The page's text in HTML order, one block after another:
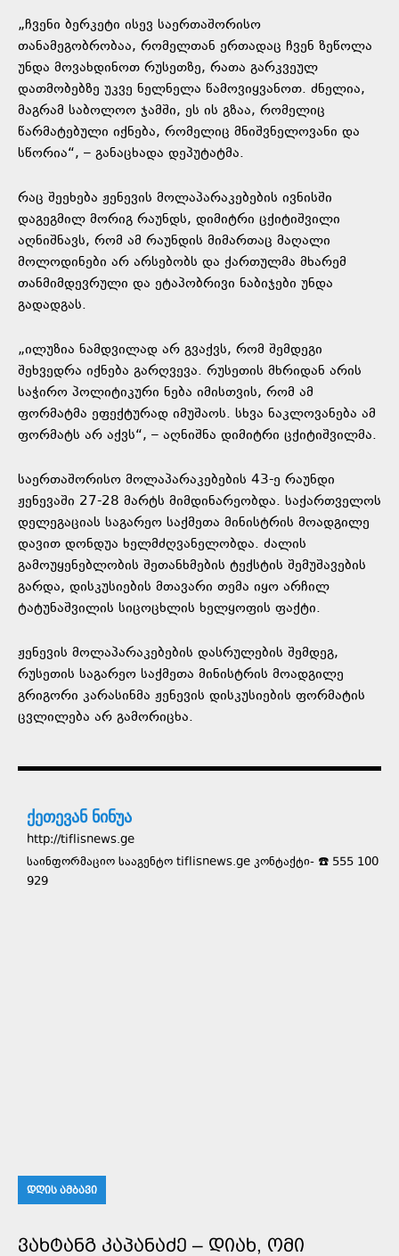
„ჩვენი ბერკეტი ისევ საერთაშორისო
თანამეგობრობაა, რომელთან ერთადაც ჩვენ ზეწოლა
უნდა მოვახდინოთ რუსეთზე, რათა გარკვეულ
დათმობებზე უკვე ნელნელა წამოვიყვანოთ. ძნელია,
მაგრამ საბოლოო ჯამში, ეს ის გზაა, რომელიც
წარმატებული იქნება, რომელიც მნიშვნელოვანი და
სწორია“, – განაცხადა დეპუტატმა.
რაც შეეხება ჟენევის მოლაპარაკებების ივნისში
დაგეგმილ მორიგ რაუნდს, დიმიტრი ცქიტიშვილი
აღნიშნავს, რომ ამ რაუნდის მიმართაც მაღალი
მოლოდინები არ არსებობს და ქართულმა მხარემ
თანმიმდევრული და ეტაპობრივი ნაბიჯები უნდა
გადადგას.
„ილუზია ნამდვილად არ გვაქვს, რომ შემდეგი
შეხვედრა იქნება გარღვევა. რუსეთის მხრიდან არის
საჭირო პოლიტიკური ნება იმისთვის, რომ ამ
ფორმატმა ეფექტურად იმუშაოს. სხვა ნაკლოვანება ამ
ფორმატს არ აქვს“, – აღნიშნა დიმიტრი ცქიტიშვილმა.
საერთაშორისო მოლაპარაკებების 43-ე რაუნდი
ჟენევაში 27-28 მარტს მიმდინარეობდა. საქართველოს
დელეგაციას საგარეო საქმეთა მინისტრის მოადგილე
დავით დონდუა ხელმძღვანელობდა. ძალის
გამოუყენებლობის შეთანხმების ტექსტის შემუშავების
გარდა, დისკუსიების მთავარი თემა იყო არჩილ
ტატუნაშვილის სიცოცხლის ხელყოფის ფაქტი.
ჟენევის მოლაპარაკებების დასრულების შემდეგ,
რუსეთის საგარეო საქმეთა მინისტრის მოადგილე
გრიგორი კარასინმა ჟენევის დისკუსიების ფორმატის
ცვლილება არ გამორიცხა.
ქეთევან ნინუა
http://tiflisnews.ge
საინფორმაციო სააგენტო tiflisnews.ge კონტაქტი- ☎️ 555 100
929
ᲓᲦᲘᲡ ᲐᲛᲑᲐᲕᲘ
ᲕᲐᲮᲢᲐᲜᲒ ᲙᲐᲞᲐᲜᲐᲫᲔ – ᲓᲘᲐᲮ, ᲝᲛᲘ